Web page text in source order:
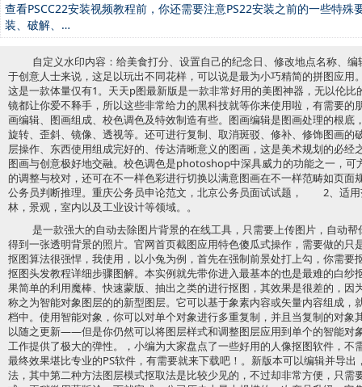
查看PSCC22安装视频教程前，你还需要注意PS22安装之前的一些特殊
装、破解、…
自定义水印内容：给美食打分、设置自己的纪念日、修改地点名称、
于创意人士来说，这足以玩出不同花样，可以说是最为小巧精简的拼图应用
这是一款体量仅有1。天天p图最新版是一款非常好用的美图神器，无以伦
镜都让你爱不释手，所以这些非常给力的黑科技就等你来使用啦，有需要
画编辑、图画组成、校色调色及特效制造有些。图画编辑是图画处理的根底
旋转、歪斜、镜像、透视等。还可进行复制、取消斑驳、修补、修饰图画的
层操作、东西使用组成完好的、传达清晰意义的图画，这是美术规划的必
图画与创意极好地交融。校色调色是photoshop中深具威力的功能之一，可
的调整与校对，还可在不一样色彩进行切换以满意图画在不一样范畴如页面
公务员判断推理。重庆公务员申论范文，北京公务员面试试题， 2、适用
林，景观，室内以及工业设计等领域。。
是一款强大的自动去除图片背景的在线工具，只需要上传图片，自动
得到一张透明背景的照片。官网首页截图应用特色傻瓜式操作，需要做的只
抠图算法很强悍，我使用，以小兔为例，首先在强制前景处打上勾，你需要
抠图头发教程详细步骤图解。本实例就先带你进入最基本的也是最难的白纱
果简单的利用魔棒、快速蒙版、抽出之类的进行抠图，其效果是很差的，因
称之为智能对象图层的的新型图层。它可以基于象素内容或矢量内容组成
档中。使用智能对象，你可以对单个对象进行多重复制，并且当复制的对象
以随之更新——但是你仍然可以将图层样式和调整图层应用到单个的智能对
工作提供了极大的弹性。，小编为大家盘点了一些好用的人像抠图软件，不
最终效果堪比专业的PS软件，有需要就来下载吧！。新版本可以编辑并导
法，其中第二种方法图层模式抠取法是比较少见的，不过却非常方便，只需